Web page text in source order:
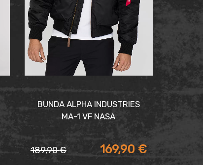
BUNDA ALPHA INDUSTRIES
MA-1 VF NASA
189,90€
Pôvodná
169,90€
Aktuálna